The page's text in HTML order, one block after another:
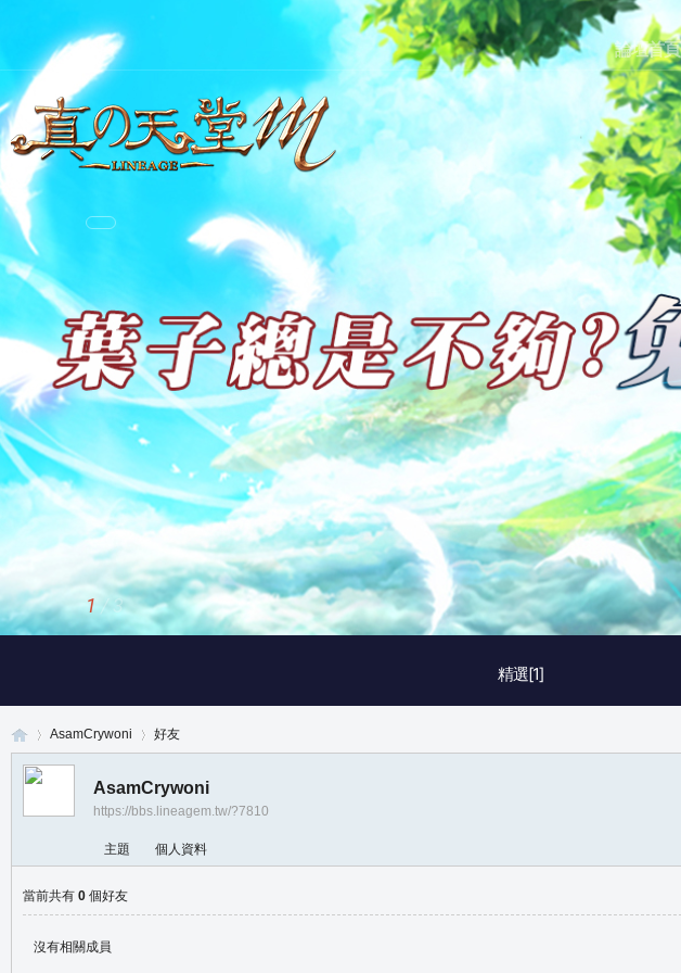
論壇首頁
精選[1]
1 / 3
AsamCrywoni 好友
AsamCrywoni
https://bbs.lineagem.tw/?7810
主題 個人資料
當前共有 0 個好友
沒有相關成員